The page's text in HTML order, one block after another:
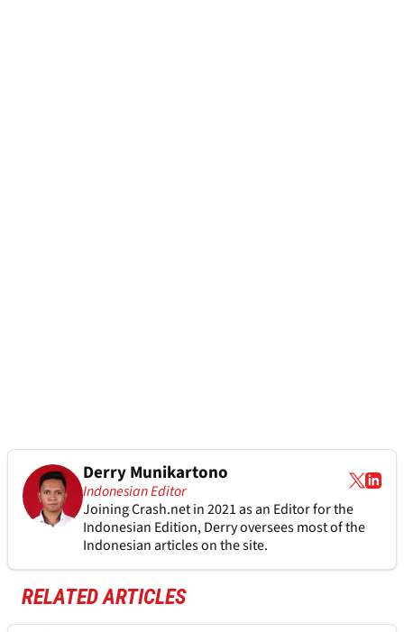
Derry Munikartono
Indonesian Editor
Joining Crash.net in 2021 as an Editor for the
Indonesian Edition, Derry oversees most of the
Indonesian articles on the site.
RELATED ARTICLES